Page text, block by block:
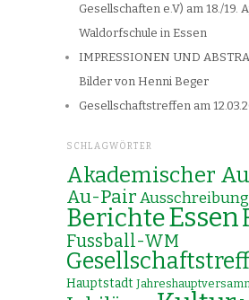
Gesellschaften e.V) am 18./19.
Waldorfschule in Essen
IMPRESSIONEN UND
Bilder von Henni Beger
Gesellschaftstreffen am
SCHLAGWÖRTER
Akademischer
Au-Pair
BerichteEssen
Fussball-WM
Hauptstadt